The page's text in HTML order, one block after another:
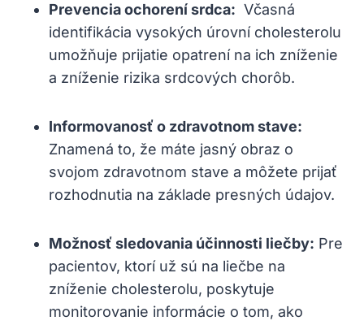
Prevencia ochorení ‌srdca: ‍ Včasná
⁣identifikácia vysokých⁤ úrovní​ cholesterolu
umožňuje prijatie​ opatrení na ich zníženie
a zníženie rizika srdcových ⁢chorôb.
Informovanosť o zdravotnom stave:
Znamená to, že máte jasný obraz ‌o
svojom zdravotnom stave a môžete prijať
rozhodnutia ⁤na základe presných údajov.
Možnosť⁤ sledovania účinnosti liečby: ‌Pre
pacientov, ktorí už sú‌ na liečbe na
zníženie ‌cholesterolu, poskytuje
monitorovanie informácie o tom, ako